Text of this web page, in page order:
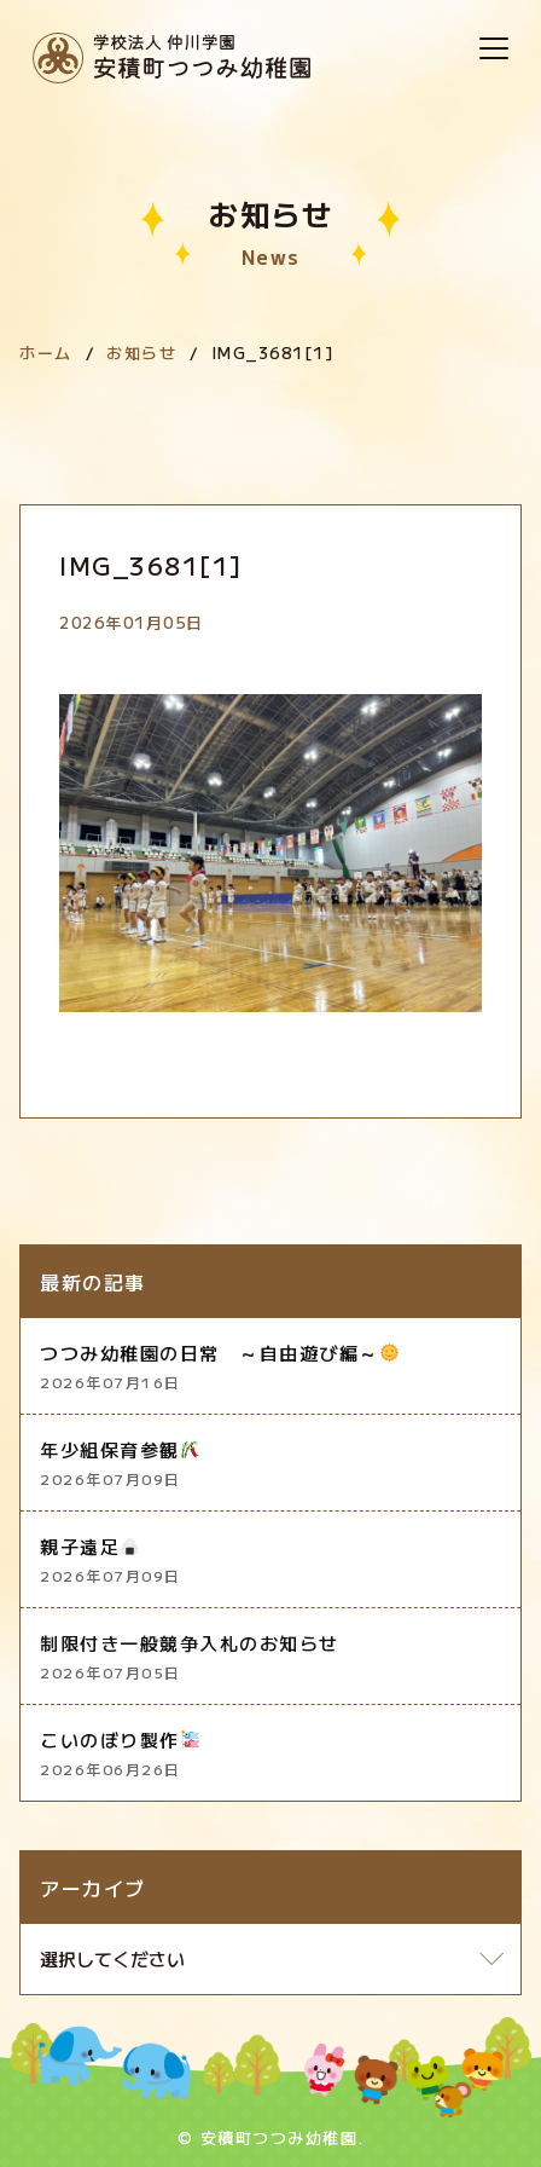
お知らせ
News
ホーム お知らせ IMG_3681[1]
IMG_3681[1]
2026年01月05日
最新の記事
つつみ幼稚園の日常 ～自由遊び編～
2026年07月16日
年少組保育参観
2026年07月09日
親子遠足
2026年07月09日
制限付き一般競争入札のお知らせ
2026年07月05日
こいのぼり製作
2026年06月26日
アーカイブ
© 安積町つつみ幼稚園.